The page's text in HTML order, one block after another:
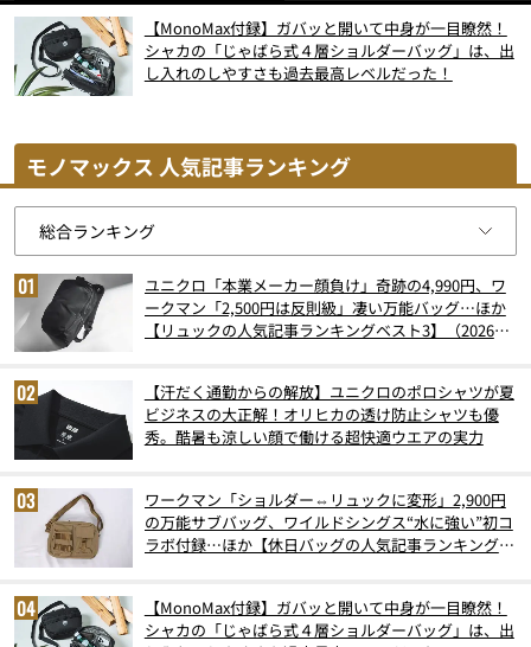
【MonoMax付録】ガバッと開いて中身が一目瞭然！
シャカの「じゃばら式４層ショルダーバッグ」は、出
し入れのしやすさも過去最高レベルだった！
モノマックス 人気記事ランキング
ユニクロ「本業メーカー顔負け」奇跡の4,990円、ワ
ークマン「2,500円は反則級」凄い万能バッグ…ほか
【リュックの人気記事ランキングベスト3】（2026年
【汗だく通勤からの解放】ユニクロのポロシャツが夏
ビジネスの大正解！オリヒカの透け防止シャツも優
秀。酷暑も涼しい顔で働ける超快適ウエアの実力
ワークマン「ショルダー⇔リュックに変形」2,900円
の万能サブバッグ、ワイルドシングス“水に強い”初コ
ラボ付録…ほか【休日バッグの人気記事ランキングベ
【MonoMax付録】ガバッと開いて中身が一目瞭然！
シャカの「じゃばら式４層ショルダーバッグ」は、出